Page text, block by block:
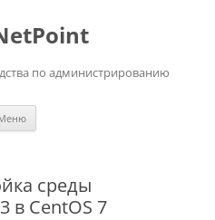
по администрированию
среды
в CentOS 7